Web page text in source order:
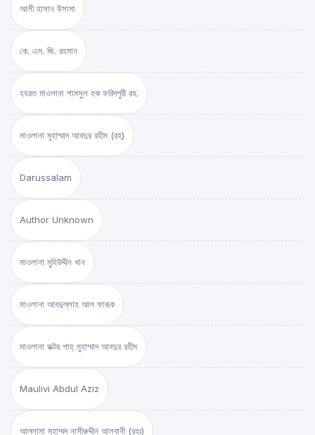
আলী হাসান উসামা
কে. এম. জি. রহমান
হযরত মাওলানা শামসুল হক ফরিদপুরী রহ.
মাওলানা মুহাম্মাদ আবদুর রহীম (রহ)
Darussalam
Author Unknown
মাওলানা মুহিউদ্দীন খান
মাওলানা আবদুল্লাহ আল ফারূক
মাওলানা ডক্টর শাহ্‌ মুহাম্মাদ আবদুর রহীম
Maulivi Abdul Aziz
আল্লামা মুহাম্মদ নাসীরুদ্দীন আলবানী (রহঃ)